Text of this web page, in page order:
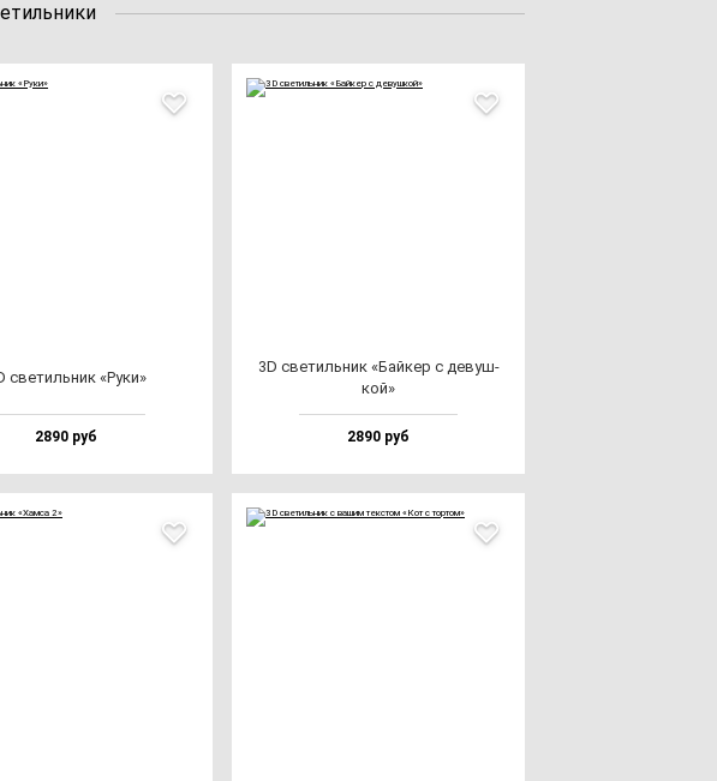
све­тиль­ник «Руки»
2890 руб
3D све­тиль­ник «Бай­кер с де­вуш­
кой»
2890 руб